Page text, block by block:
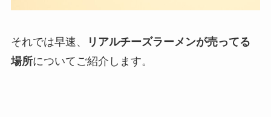
それでは早速、
リアルチーズラーメンが売ってる
場所についてご紹介します。